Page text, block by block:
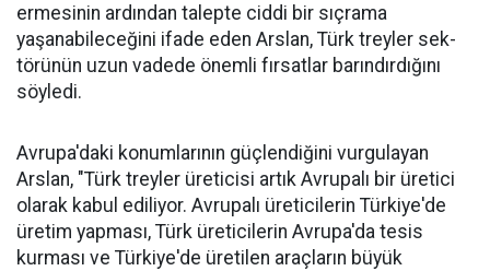
ermesinin ardından talepte ciddi bir sıçrama
yaşanabileceğini ifa­de eden Arslan, Türk treyler sek­
törünün uzun vadede önemli fır­satlar barındırdığını
söyledi.
Avrupa'daki konumlarının güçlendiğini vurgulayan
Arslan, "Türk treyler üreticisi artık Avru­palı bir üretici
ola­rak kabul ediliyor. Avrupalı üreticile­rin Türkiye'de
üre­tim yapması, Türk üreticilerin Avru­pa'da tesis
kurması ve Türkiye'de üreti­len araçların büyük